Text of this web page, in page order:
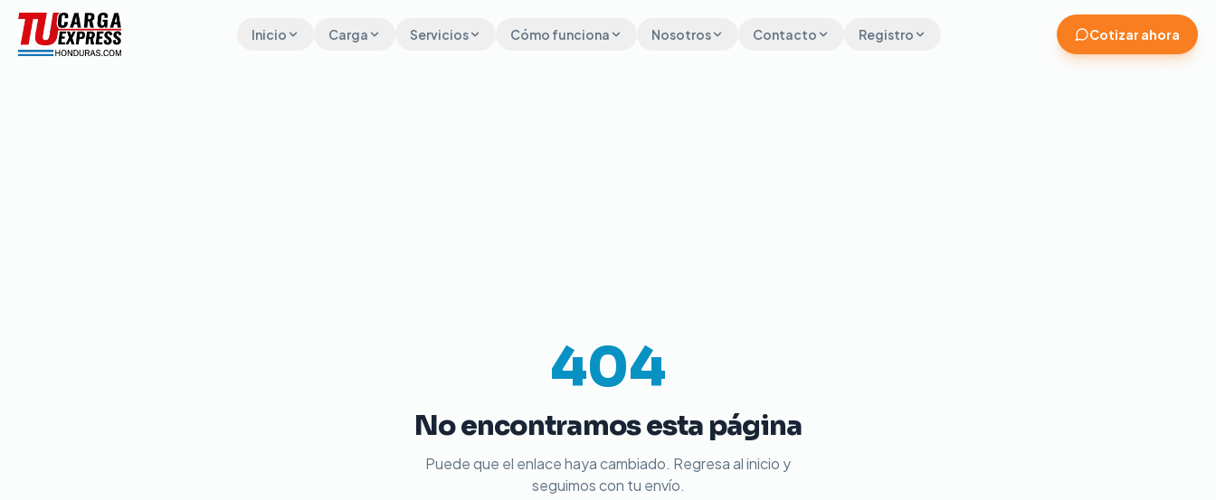
Inicio Carga Servicios Cómo funciona Nosotros Contacto Registro Cotizar ahora
404
No encontramos esta página
Puede que el enlace haya cambiado. Regresa al inicio y
seguimos con tu envío.